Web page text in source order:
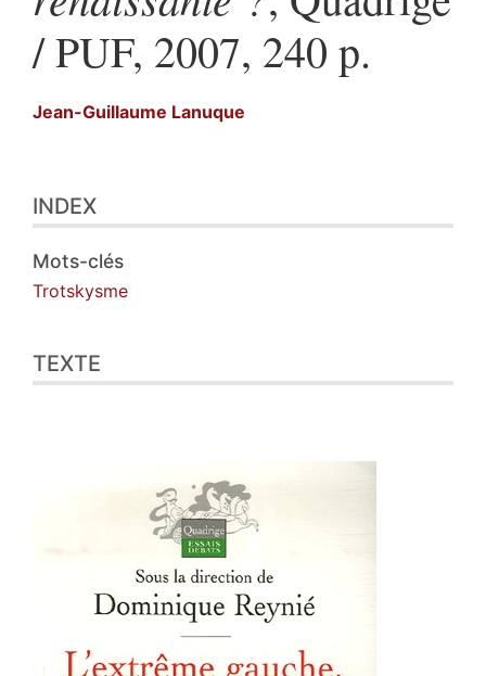
/ PUF, 2007, 240 p.
Jean-Guillaume Lanuque
Texte
Illustrations
Citer cet article
Auteur
INDEX
Mots-clés
Trotskysme
TEXTE